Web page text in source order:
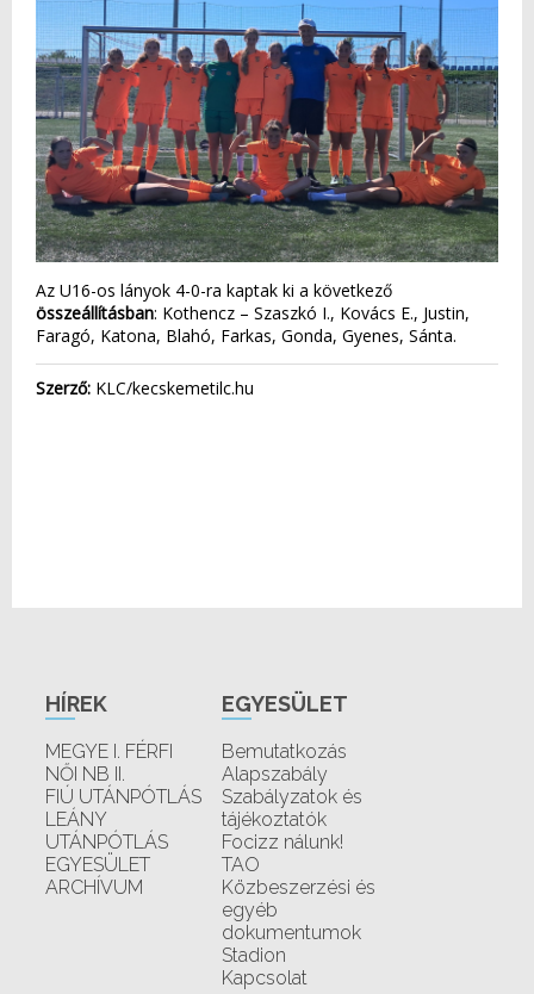
Az U16-os lányok 4-0-ra kaptak ki a következő
összeállításban: Kothencz – Szaszkó I., Kovács E., Justin,
Faragó, Katona, Blahó, Farkas, Gonda, Gyenes, Sánta.
Szerző: KLC/kecskemetilc.hu
HÍREK
MEGYE I. FÉRFI
NŐI NB II.
FIÚ UTÁNPÓTLÁS
LEÁNY
UTÁNPÓTLÁS
EGYESÜLET
ARCHÍVUM
EGYESÜLET
Bemutatkozás
Alapszabály
Szabályzatok és
tájékoztatók
Focizz nálunk!
TAO
Közbeszerzési és
egyéb
dokumentumok
Stadion
Kapcsolat